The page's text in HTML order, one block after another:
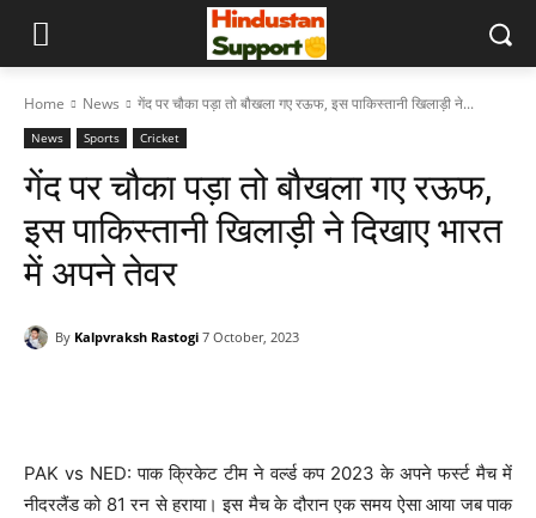
Home News गेंद पर चौका पड़ा तो बौखला गए रऊफ, इस पाकिस्तानी खिलाड़ी ने...
News Sports Cricket
गेंद पर चौका पड़ा तो बौखला गए रऊफ,
इस पाकिस्तानी खिलाड़ी ने दिखाए भारत
में अपने तेवर
By Kalpvraksh Rastogi 7 October, 2023
PAK vs NED: पाक क्रिकेट टीम ने वर्ल्ड कप 2023 के अपने फर्स्ट मैच में
नीदरलैंड को 81 रन से हराया। इस मैच के दौरान एक समय ऐसा आया जब पाक